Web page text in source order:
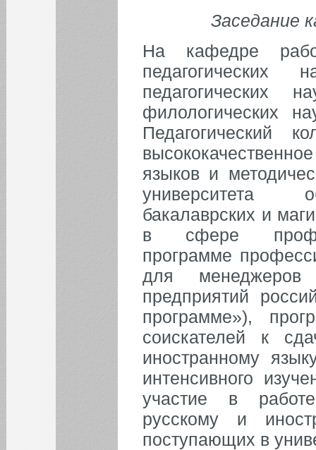
Заседание
На кафедре
педагогических
филологических
Педагогический
языков и
университета
бакалаврских и
в сфере
программе
для
предприятий
программе»),
соискателей к
иностранному
интенсивного
участие в
русскому и
поступающих в